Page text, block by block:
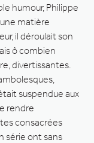
humour, Philippe
matière
il déroulait son
ô combien
divertissantes.
suspendue aux
rendre
consacrées
série ont sans